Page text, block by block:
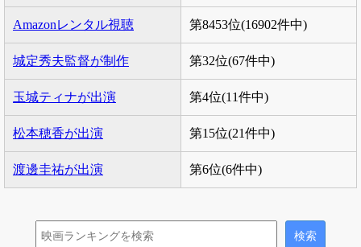
Amazonレンタル視聴 第8453位(16902件中)
城定秀夫監督が制作 第32位(67件中)
玉城ティナが出演 第4位(11件中)
松本穂香が出演 第15位(21件中)
渡邊圭祐が出演 第6位(6件中)